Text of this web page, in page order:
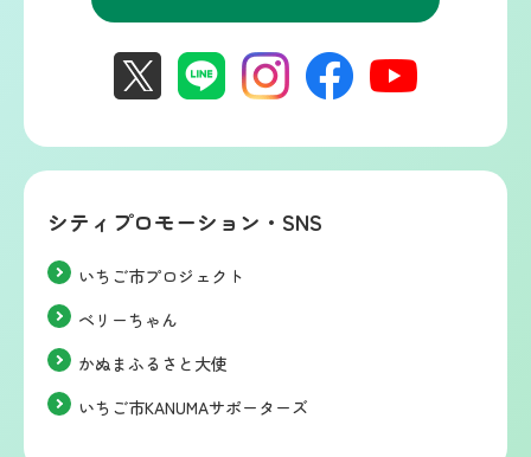
シティプロモーション・SNS
いちご市プロジェクト
ベリーちゃん
かぬまふるさと大使
いちご市KANUMAサポーターズ